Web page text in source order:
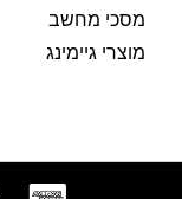
מסכי מחשב
מוצרי גיימינג